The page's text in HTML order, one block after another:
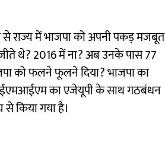
से राज्य में भाजपा को अपनी पकड़ मजबूत
थे? 2016 में ना? अब उनके पास 77
को फलने फूलने दिया? भाजपा का
का एजेयूपी के साथ गठबंधन
किया गया है।